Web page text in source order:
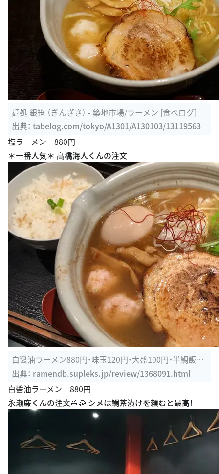
麺処 銀笹 （ぎんざさ） - 築地市場/ラーメン [食べログ]
出典： tabelog.com/tokyo/A1301/A130103/13119563
塩ラーメン 880円
＊一番人気＊ 髙橋海人くんの注文
白醤油ラーメン880円・味玉120円・大盛100円・半鯛飯22
0』麺処 銀笹の ...
出典： ramendb.supleks.jp/review/1368091.html
白醤油ラーメン 880円
永瀬廉くんの注文🍜🍥 シメは鯛茶漬けを頼むと最高！